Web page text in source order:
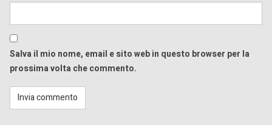
Salva il mio nome, email e sito web in questo browser per la
prossima volta che commento.